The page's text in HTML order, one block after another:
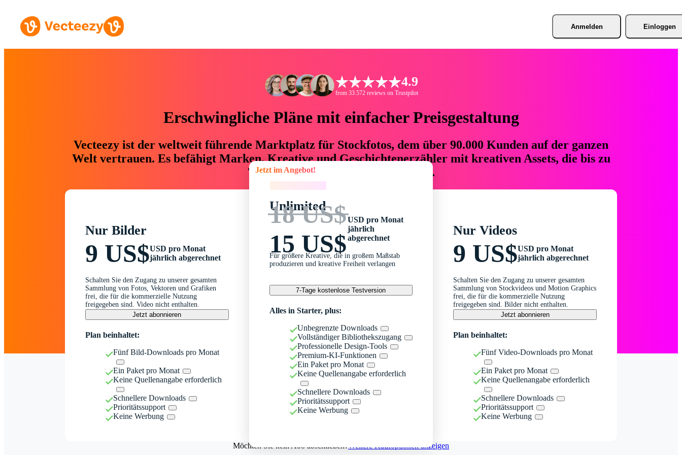
Anmelden Einloggen
4.9
from 33.572 reviews on Trustpilot
Erschwingliche Pläne mit einfacher Preisgestaltung
Vecteezy ist der weltweit führende Marktplatz für Stockfotos, dem über 90.000 Kunden auf der ganzen
Welt vertrauen. Es befähigt Marken, Kreative und Geschichtenerzähler mit kreativen Assets, die bis zu
76 % an Zeit und Budget einsparen.
Nur Bilder
9 US$USD pro Monat
jährlich abgerechnet
Schalten Sie den Zugang zu unserer gesamten
Sammlung von Fotos, Vektoren und Grafiken
frei, die für die kommerzielle Nutzung
freigegeben sind. Video nicht enthalten.
Jetzt abonnieren
Plan beinhaltet:
Fünf Bild-Downloads pro Monat
Ein Paket pro Monat
Keine Quellenangabe erforderlich
Schnellere Downloads
Prioritätssupport
Keine Werbung
Jetzt im Angebot!
Unlimited
18 US$
15 US$
USD pro Monat
jährlich
abgerechnet
Für größere Kreative, die in großem Maßstab
produzieren und kreative Freiheit verlangen
7-Tage kostenlose Testversion
Alles in Starter, plus:
Unbegrenzte Downloads
Vollständiger Bibliothekszugang
Professionelle Design-Tools
Premium-KI-Funktionen
Ein Paket pro Monat
Keine Quellenangabe erforderlich
Schnellere Downloads
Prioritätssupport
Keine Werbung
Nur Videos
9 US$USD pro Monat
jährlich abgerechnet
Schalten Sie den Zugang zu unserer gesamten
Sammlung von Stockvideos und Motion Graphics
frei, die für die kommerzielle Nutzung
freigegeben sind. Bilder nicht enthalten.
Jetzt abonnieren
Plan beinhaltet:
Fünf Video-Downloads pro Monat
Ein Paket pro Monat
Keine Quellenangabe erforderlich
Schnellere Downloads
Prioritätssupport
Keine Werbung
Möchten Sie kein Abo abschließen?Weitere Kaufoptionen anzeigen